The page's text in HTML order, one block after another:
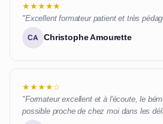
★★★★★
"Excellent formateur patient et très
CA Christophe Amourette
★★★★☆
"Formateur excellent et à l'écoute, le
possible proche de chez moi dans les